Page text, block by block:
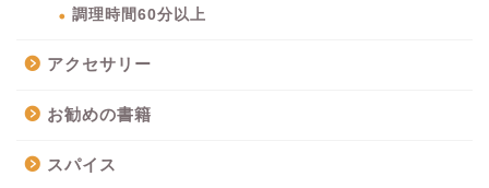
調理時間60分以上
アクセサリー
お勧めの書籍
スパイス